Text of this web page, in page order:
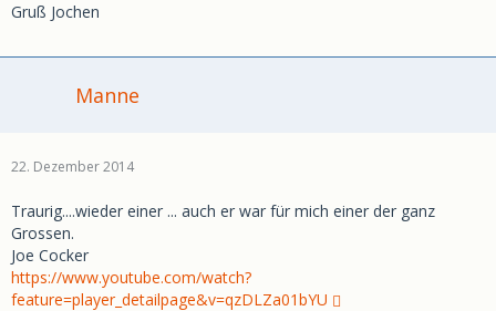
Gruß Jochen
Manne
22. Dezember 2014
Traurig....wieder einer ... auch er war für mich einer der ganz
Grossen.
Joe Cocker
https://www.youtube.com/watch?
feature=player_detailpage&v=qzDLZa01bYU